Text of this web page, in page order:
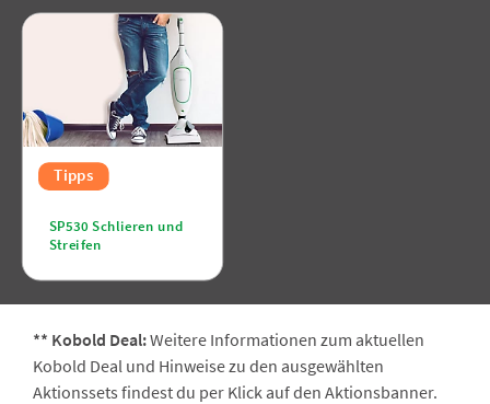
Tipps
SP530 Schlieren und
Streifen
** Kobold Deal:Weitere Informationen zum aktuellen
Kobold Deal und Hinweise zu den ausgewählten
Aktionssets findest du per Klick auf den Aktionsbanner.